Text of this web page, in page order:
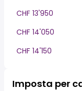
CHF 13'950
CHF 14'050
CHF 14'150
Imposta per